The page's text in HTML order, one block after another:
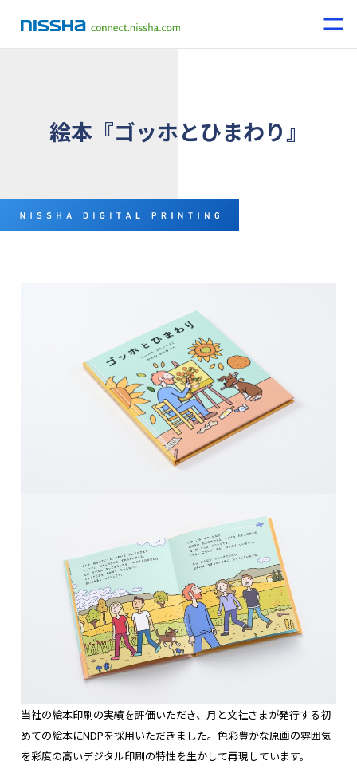
絵本『ゴッホとひまわり』
当社の絵本印刷の実績を評価いただき、月と文社さまが発行する初
めての絵本にNDPを採用いただきました。色彩豊かな原画の雰囲気
を彩度の高いデジタル印刷の特性を生かして再現しています。